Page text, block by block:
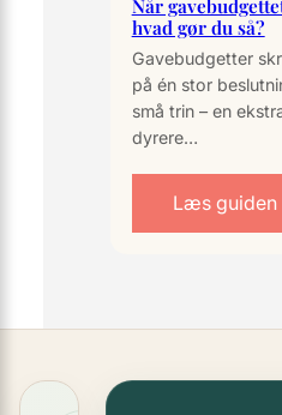
Når
hvad gør du så?
Gavebudgetter
på én stor
små trin – en
dyrere…
Læs guiden